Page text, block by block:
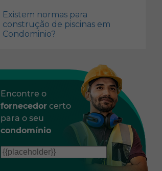
Existem normas para
construção de piscinas em
Condominio?
Encontre o
fornecedor certo
para o seu
condomínio